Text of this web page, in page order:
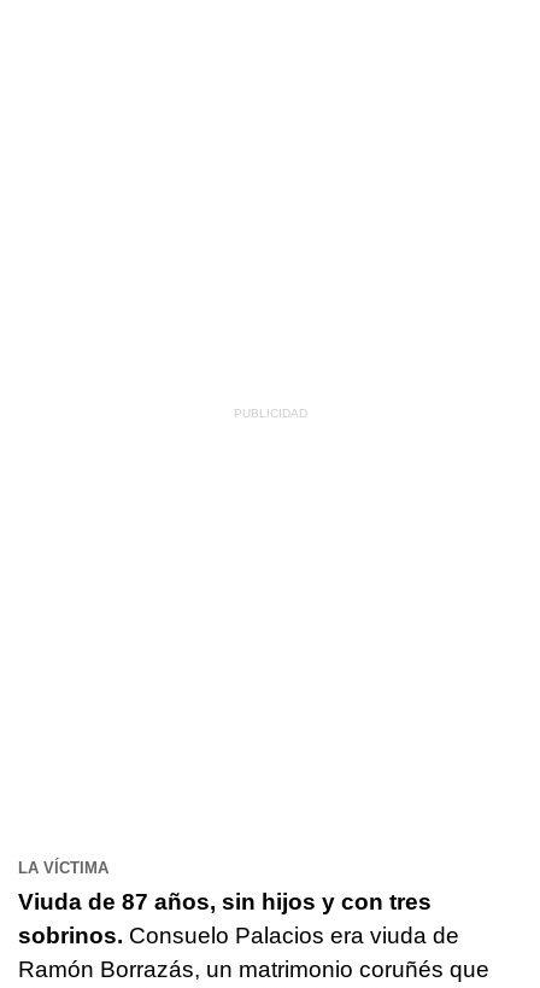
LA VÍCTIMA
Viuda de 87 años, sin hijos y con tres
sobrinos. Consuelo Palacios era viuda de
Ramón Borrazás, un matrimonio coruñés que